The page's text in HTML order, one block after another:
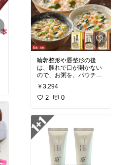
輪郭整形や唇整形の後
は、腫れで口が開かない
ので、お粥を。パウチタ
みNGになるので、フリー
ズドライタイプを。
￥3,294
2 0